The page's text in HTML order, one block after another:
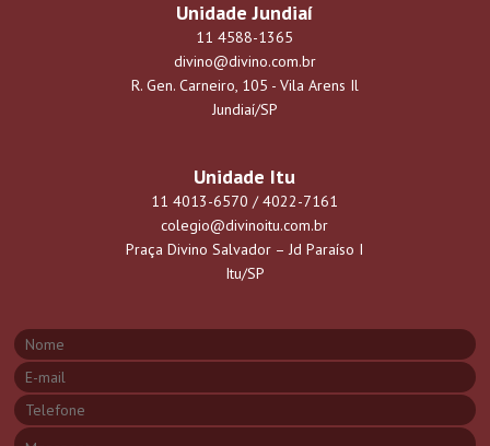
29.ago
Jundiaiense de 14 anos
participa de programa de
Ciências da USP
Unidade Jundiaí
11 4588-1365
divino@divino.com.br
R. Gen. Carneiro, 105 - Vila Arens Il
Jundiaí/SP
Unidade Itu
11 4013-6570 / 4022-7161
colegio@divinoitu.com.br
Praça Divino Salvador – Jd Paraíso I
Itu/SP